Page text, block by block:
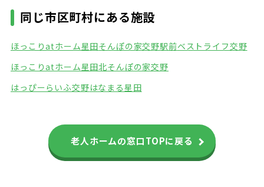
同じ市区町村にある施設
ほっこりatホーム星田そんぽの家交野駅前ベストライフ交野
ほっこりatホーム星田北そんぽの家交野
はっぴーらいふ交野はなまる星田
老人ホームの窓口TOPに戻る